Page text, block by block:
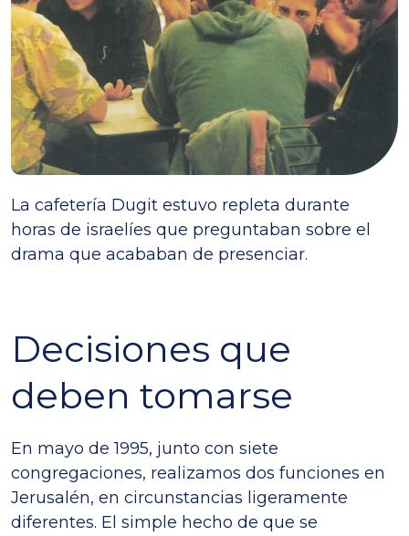
La cafetería Dugit estuvo repleta durante
horas de israelíes que preguntaban sobre el
drama que acababan de presenciar.
Decisiones que
deben tomarse
En mayo de 1995, junto con siete
congregaciones, realizamos dos funciones en
Jerusalén, en circunstancias ligeramente
diferentes. El simple hecho de que se